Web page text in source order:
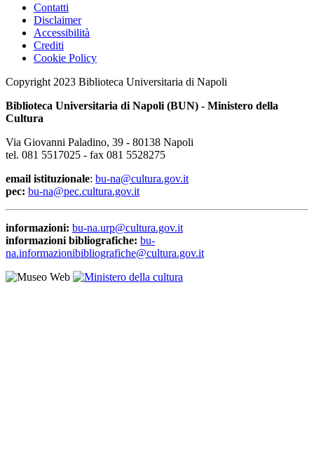
Contatti
Disclaimer
Accessibilità
Crediti
Cookie Policy
Copyright 2023 Biblioteca Universitaria di Napoli
Biblioteca Universitaria di Napoli (BUN) - Ministero della
Cultura
Via Giovanni Paladino, 39 - 80138 Napoli
tel. 081 5517025 - fax 081 5528275
email istituzionale: bu-na@cultura.gov.it
pec: bu-na@pec.cultura.gov.it
informazioni: bu-na.urp@cultura.gov.it
informazioni bibliografiche: bu-
na.informazionibibliografiche@cultura.gov.it